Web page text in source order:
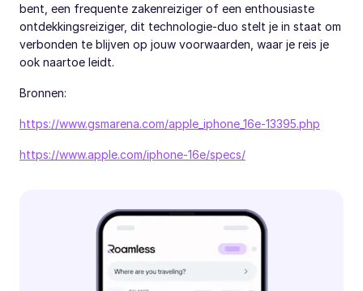
bent, een frequente zakenreiziger of een enthousiaste
ontdekkingsreiziger, dit technologie-duo stelt je in staat om
verbonden te blijven op jouw voorwaarden, waar je reis je
ook naartoe leidt.
Bronnen:
https://www.gsmarena.com/apple_iphone_16e-13395.php
https://www.apple.com/iphone-16e/specs/